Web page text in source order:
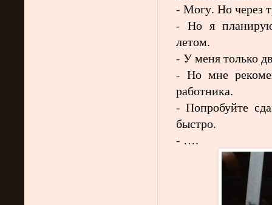
- Могу. Но через
- Но я планирую
летом.
- У меня только
- Но мне
работника.
- Попробуйте
быстро.
- ….